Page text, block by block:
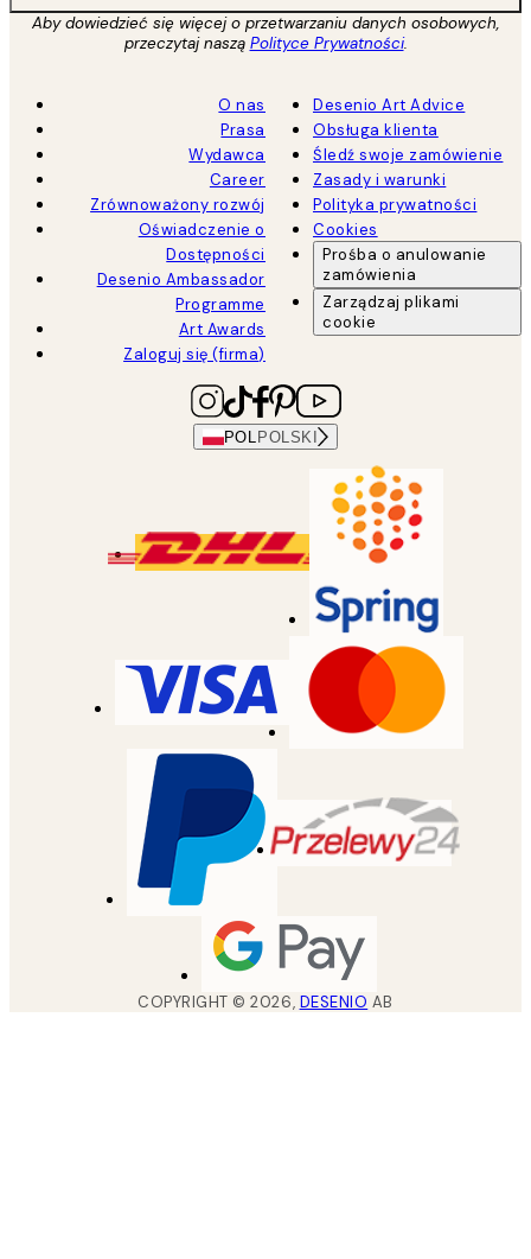
Aby dowiedzieć się więcej o przetwarzaniu danych osobowych,
przeczytaj naszą Polityce Prywatności.
O nas
Prasa
Wydawca
Career
Zrównoważony rozwój
Oświadczenie o
Dostępności
Desenio Ambassador
Programme
Art Awards
Zaloguj się (firma)
Desenio Art Advice
Obsługa klienta
Śledź swoje zamówienie
Zasady i warunki
Polityka prywatności
Cookies
Prośba o anulowanie
zamówienia
Zarządzaj plikami
cookie
POL POLSKI
COPYRIGHT ©2026, DESENIO AB